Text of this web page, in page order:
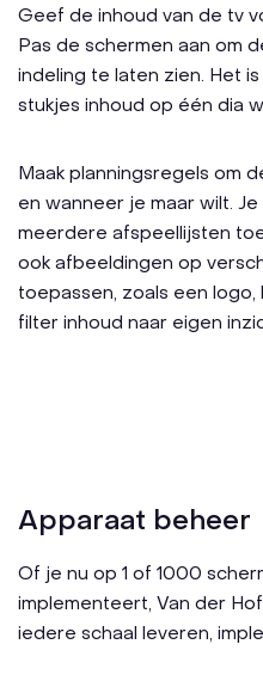
Geef de inhoud van de tv
Pas de schermen aan om
indeling te laten zien. Het
stukjes inhoud op één dia
Maak planningsregels om
en wanneer je maar wilt.
meerdere afspeellijsten
ook afbeeldingen op
toepassen, zoals een
filter inhoud naar eigen
Apparaat beheer
Of je nu op 1 of 1000
implementeert, Van der
iedere schaal leveren,